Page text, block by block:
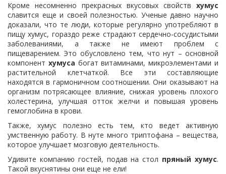
Кроме несомненно прекрасных вкусовых свойств хумус
славится еще и своей полезностью. Ученые давно научно
доказали, что те люди, которые регулярно употребляют в
пищу хумус, гораздо реже страдают сердечно-сосудистыми
заболеваниями, а также не имеют проблем с
пищеварением. Это обусловлено тем, что нут – основной
компонент хумуса богат витаминами, микроэлементами и
растительной клетчаткой. Все эти составляющие
находятся в гармоничном соотношении. Они оказывают на
организм потрясающее влияние, снижая уровень плохого
холестерина, улучшая отток желчи и повышая уровень
гемоглобина в крови.
Также, хумус полезно есть тем, кто ведет активную
умственную работу. В нуте много триптофана – вещества,
которое улучшает мозговую деятельность.
Удивите компанию гостей, подав на стол пряный хумус.
Такой вкуснятины они еще не ели!